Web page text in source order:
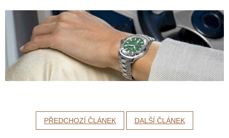
PŘEDCHOZÍ ČLÁNEK DALŠÍ ČLÁNEK